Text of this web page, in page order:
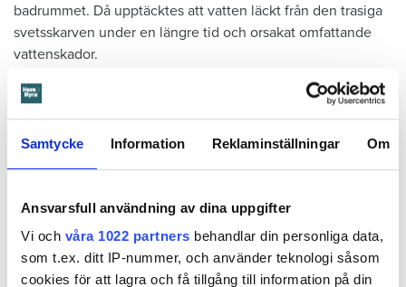
Samtycke Information Reklaminställningar Om
Ansvarsfull användning av dina uppgifter
Vi och våra 1022 partners behandlar din personliga data,
som t.ex. ditt IP-nummer, och använder teknologi såsom
cookies för att lagra och få tillgång till information på din
badrummet. Då upptäcktes att vatten läckt från den trasiga
svetsskarven under en längre tid och orsakat omfattande
vattenskador.
Därför sade den privata hyresvärden upp hyreskontraktet
med hänvisning till att hyresgästen inte iakttagit sin så
på att flytta fick hyresnämnden i Malmö pröva